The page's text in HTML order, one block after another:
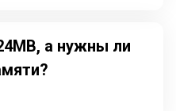
а нужны ли